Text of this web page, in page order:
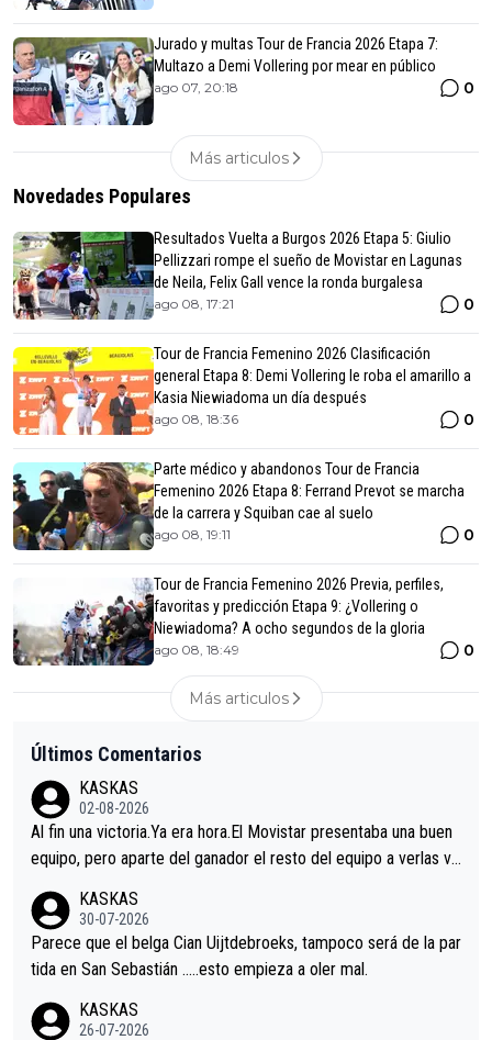
Jurado y multas Tour de Francia 2026 Etapa 7:
Multazo a Demi Vollering por mear en público
ago 07, 20:18 0
Más articulos
Novedades Populares
Resultados Vuelta a Burgos 2026 Etapa 5: Giulio
Pellizzari rompe el sueño de Movistar en Lagunas
de Neila, Felix Gall vence la ronda burgalesa
ago 08, 17:21 0
Tour de Francia Femenino 2026 Clasificación
general Etapa 8: Demi Vollering le roba el amarillo a
Kasia Niewiadoma un día después
ago 08, 18:36 0
Parte médico y abandonos Tour de Francia
Femenino 2026 Etapa 8: Ferrand Prevot se marcha
de la carrera y Squiban cae al suelo
ago 08, 19:11 0
Tour de Francia Femenino 2026 Previa, perfiles,
favoritas y predicción Etapa 9: ¿Vollering o
Niewiadoma? A ocho segundos de la gloria
ago 08, 18:49 0
Más articulos
Últimos Comentarios
KASKAS
02-08-2026
Al fin una victoria.Ya era hora.El Movistar presentaba una buen
equipo, pero aparte del ganador el resto del equipo a verlas ve
s.La única buena noticia es la mejoría de Enric Más en San Seb
astian.Si en la Vuelta a Burgos sigue la mejoría, podríamos ten
er alguna sorpresa en la Vuelta.Ojalá.
KASKAS
30-07-2026
Parece que el belga Cian Uijtdebroeks, tampoco será de la par
tida en San Sebastián …..esto empieza a oler mal.
KASKAS
26-07-2026